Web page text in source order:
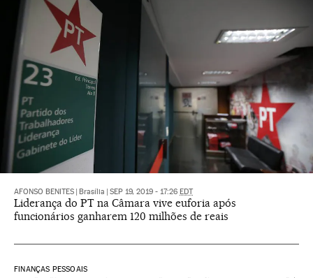
AFONSO BENITES Brasília SEP 19, 2019 - 17:26 EDT
Liderança do PT na Câmara vive euforia após
funcionários ganharem 120 milhões de reais
FINANÇAS PESSOAIS